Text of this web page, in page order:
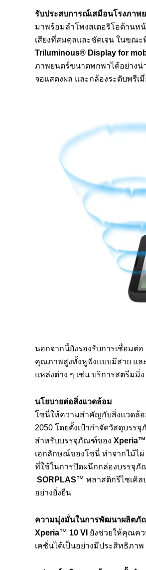
รับประสบการณ์เสมือนโรงภา
มาพร้อมลำโพงสเตอริโอด้านห
เสียงที่สมดุลและชัดเจน ในขณ
Triluminous® Display for
ภาพยนตร์ขนาดพกพาได้อย่างน่
จอแสดงผล และกล้องระดับพรี
นอกจากนี้ยังรองรับการเชื่อมต่
คุณภาพสูงทั้งหูฟังแบบมีสาย แล
แหล่งต่าง ๆ เช่น บริการสตรีมมิ่
นโยบายต่อสิ่งแวดล้อม
โซนี่ให้ความสำคัญกับสิ่งแวดล้
2050 โดยตั้งเป้ากำจัดวัสดุบร
สำหรับบรรจุภัณฑ์ของ Xperia™
เอกลักษณ์ของโซนี่ ทำจากไม้ไ
ที่ใช้ในการปิดผนึกกล่องบรรจุภั
SORPLAS™ พลาสติกรีไซเคิ
อย่างยั่งยืน
ความมุ่งมั่นในการพัฒนาผลิตภั
Xperia™ 10 VI ยังช่วยให้คุณคว
เคชั่นได้เป็นอย่างมีประสิทธิภาพ